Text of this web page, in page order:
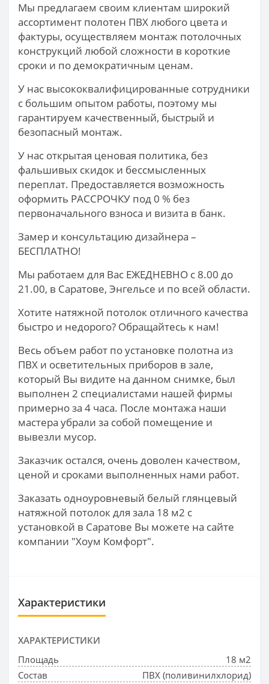
Мы предлагаем своим клиентам широкий
ассортимент полотен ПВХ любого цвета и
фактуры, осуществляем монтаж потолочных
конструкций любой сложности в короткие
сроки и по демократичным ценам.
У нас высококвалифицированные сотрудники
с большим опытом работы, поэтому мы
гарантируем качественный, быстрый и
безопасный монтаж.
У нас открытая ценовая политика, без
фальшивых скидок и бессмысленных
переплат. Предоставляется возможность
оформить РАССРОЧКУ под 0 % без
первоначального взноса и визита в банк.
Замер и консультацию дизайнера –
БЕСПЛАТНО!
Мы работаем для Вас ЕЖЕДНЕВНО с 8.00 до
21.00, в Саратове, Энгельсе и по всей области.
Хотите натяжной потолок отличного качества
быстро и недорого? Обращайтесь к нам!
Весь объем работ по установке полотна из
ПВХ и осветительных приборов в зале,
который Вы видите на данном снимке, был
выполнен 2 специалистами нашей фирмы
примерно за 4 часа. После монтажа наши
мастера убрали за собой помещение и
вывезли мусор.
Заказчик остался, очень доволен качеством,
ценой и сроками выполненных нами работ.
Заказать одноуровневый белый глянцевый
натяжной потолок для зала 18 м2 с
установкой в Саратове Вы можете на сайте
компании "Хоум Комфорт".
Характеристики
ХАРАКТЕРИСТИКИ
Площадь
18 м2
Состав
ПВХ (поливинилхлорид)